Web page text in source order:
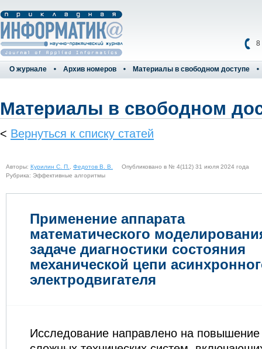
8
О журнале Архив номеров Материалы в свободном доступе
Материалы в свободном
< Вернуться к списку статей
Авторы: Курилин С. П. Федотов В. В.
Опубликовано в № 4(112) 31 июля 2024 года
Рубрика: Эффективные алгоритмы
Применение аппарата
математического
задаче диагностики состояния
механической цепи
электродвигателя
Исследование направлено на повышение